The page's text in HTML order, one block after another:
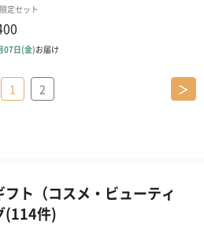
1 2 ＞
ト（コスメ・ビューティ
(114件)